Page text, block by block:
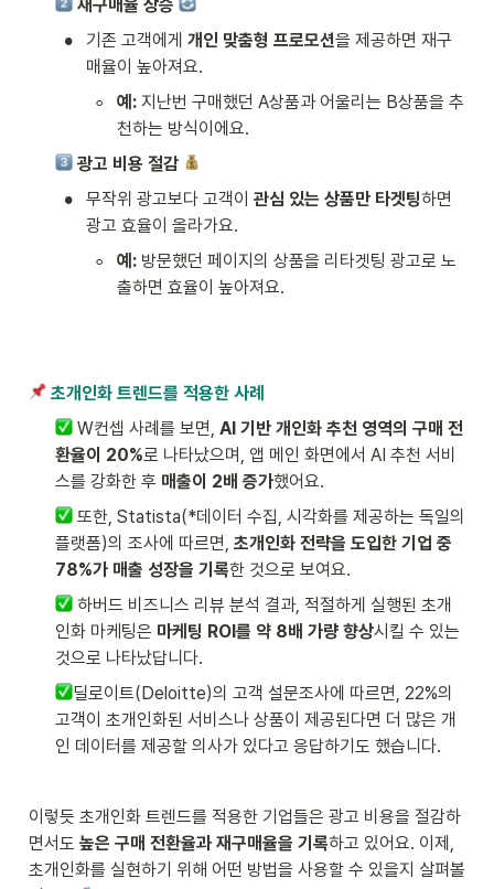
재구매율 상승
• 기존 고객에게 개인 맞춤형 프로모션을 제공하면 재구
매율이 높아져요.
◦ 예: 지난번 구매했던 A상품과 어울리는 B상품을 추
천하는 방식이에요.
광고 비용 절감
• 무작위 광고보다 고객이 관심 있는 상품만 타겟팅하면
광고 효율이 올라가요.
◦ 예: 방문했던 페이지의 상품을 리타겟팅 광고로 노
출하면 효율이 높아져요.
초개인화 트렌드를 적용한 사례
W컨셉 사례를 보면, AI 기반 개인화 추천 영역의 구매 전
환율이 20%로 나타났으며, 앱 메인 화면에서 AI 추천 서비
스를 강화한 후 매출이 2배 증가했어요.
또한, Statista(*데이터 수집, 시각화를 제공하는 독일의
플랫폼)의 조사에 따르면, 초개인화 전략을 도입한 기업 중
78%가 매출 성장을 기록한 것으로 보여요.
하버드 비즈니스 리뷰 분석 결과, 적절하게 실행된 초개
인화 마케팅은 마케팅 ROI를 약 8배 가량 향상시킬 수 있는
것으로 나타났답니다.
딜로이트(Deloitte)의 고객 설문조사에 따르면, 22%의
고객이 초개인화된 서비스나 상품이 제공된다면 더 많은 개
인 데이터를 제공할 의사가 있다고 응답하기도 했습니다.
이렇듯 초개인화 트렌드를 적용한 기업들은 광고 비용을 절감하
면서도 높은 구매 전환율과 재구매율을 기록하고 있어요. 이제,
초개인화를 실현하기 위해 어떤 방법을 사용할 수 있을지 살펴볼